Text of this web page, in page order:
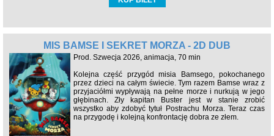
MIŚ BAMSE I SEKRET MORZA - 2D DUB
Prod. Szwecja 2026, animacja, 70 min
Kolejna część przygód misia Bamsego, pokochanego
przez dzieci na całym świecie. Tym razem Bamse wraz z
przyjaciółmi wypływają na pełne morze i nurkują w jego
głębinach. Zły kapitan Buster jest w stanie zrobić
wszystko aby zdobyć tytuł Postrachu Morza. Teraz czas
na przygodę i kolejną konfrontację dobra ze złem.